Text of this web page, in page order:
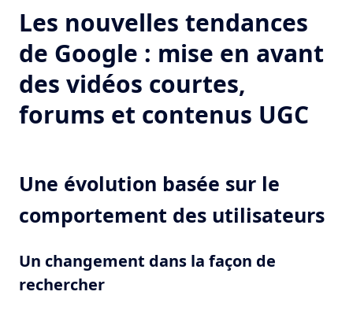
Les nouvelles tendances
de Google : mise en avant
des vidéos courtes,
forums et contenus UGC
Une évolution basée sur le
comportement des utilisateurs
Un changement dans la façon de
rechercher